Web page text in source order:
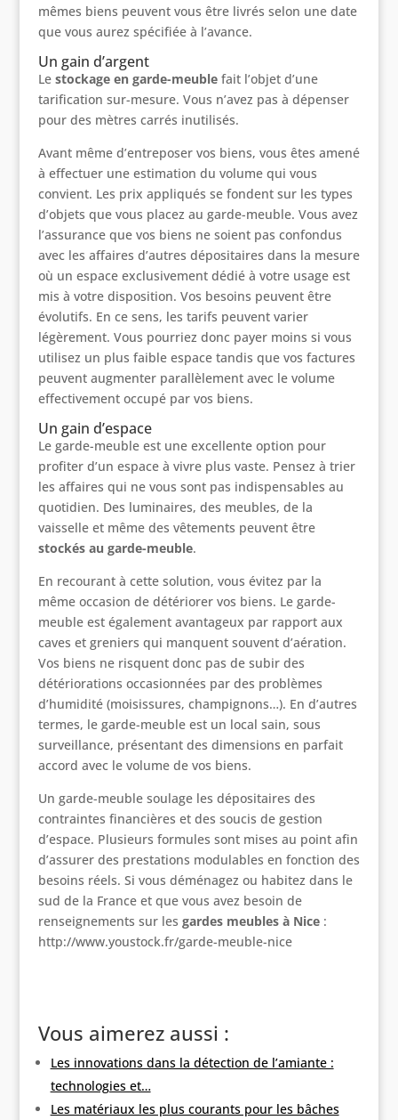
mêmes biens peuvent vous être livrés selon une date
que vous aurez spécifiée à l’avance.
Un gain d’argent
Le stockage en garde-meublefait l’objet d’une
tarification sur-mesure. Vous n’avez pas à dépenser
pour des mètres carrés inutilisés.
Avant même d’entreposer vos biens, vous êtes amené
à effectuer une estimation du volume qui vous
convient. Les prix appliqués se fondent sur les types
d’objets que vous placez au garde-meuble. Vous avez
l’assurance que vos biens ne soient pas confondus
avec les affaires d’autres dépositaires dans la mesure
où un espace exclusivement dédié à votre usage est
mis à votre disposition. Vos besoins peuvent être
évolutifs. En ce sens, les tarifs peuvent varier
légèrement. Vous pourriez donc payer moins si vous
utilisez un plus faible espace tandis que vos factures
peuvent augmenter parallèlement avec le volume
effectivement occupé par vos biens.
Un gain d’espace
Le garde-meuble est une excellente option pour
profiter d’un espace à vivre plus vaste. Pensez à trier
les affaires qui ne vous sont pas indispensables au
quotidien. Des luminaires, des meubles, de la
vaisselle et même des vêtements peuvent être
stockés au garde-meuble.
En recourant à cette solution, vous évitez par la
même occasion de détériorer vos biens. Le garde-
meuble est également avantageux par rapport aux
caves et greniers qui manquent souvent d’aération.
Vos biens ne risquent donc pas de subir des
détériorations occasionnées par des problèmes
d’humidité (moisissures, champignons…). En d’autres
termes, le garde-meuble est un local sain, sous
surveillance, présentant des dimensions en parfait
accord avec le volume de vos biens.
Un garde-meuble soulage les dépositaires des
contraintes financières et des soucis de gestion
d’espace. Plusieurs formules sont mises au point afin
d’assurer des prestations modulables en fonction des
besoins réels. Si vous déménagez ou habitez dans le
sud de la France et que vous avez besoin de
renseignements sur les gardes meubles à Nice:
http://www.youstock.fr/garde-meuble-nice
Vous aimerez aussi :
Les innovations dans la détection de l’amiante :
technologies et…
Les matériaux les plus courants pour les bâches